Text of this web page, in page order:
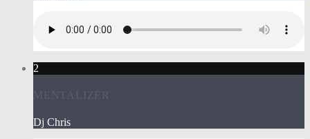
2
MENTALIZER
Dj Chris